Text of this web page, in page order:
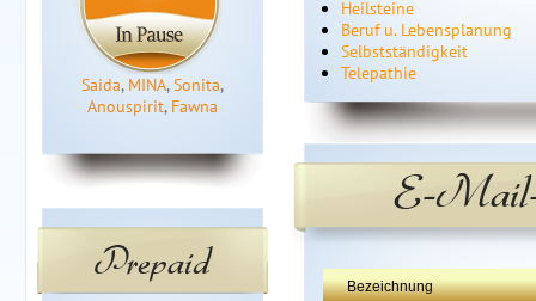
Saida, MINA,Sonita,
Anouspirit, Fawna
Prepaid
Heilsteine
Beruf u. Lebensplanung
Selbstständigkeit
Telepathie
E-Mail-
Bezeichnung